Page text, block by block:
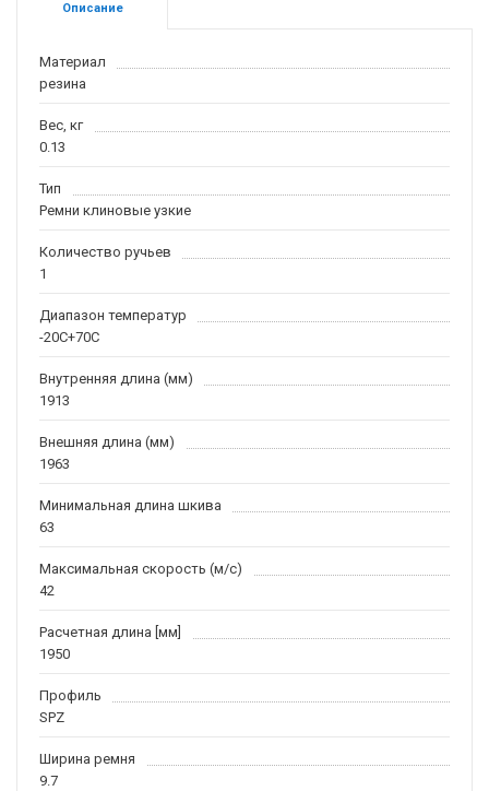
Описание
Материал
резина
Вес, кг
0.13
Тип
Ремни клиновые узкие
Количество ручьев
1
Диапазон температур
-20С+70С
Внутренняя длина (мм)
1913
Внешняя длина (мм)
1963
Минимальная длина шкива
63
Максимальная скорость (м/c)
42
Расчетная длина [мм]
1950
Профиль
SPZ
Ширина ремня
9.7